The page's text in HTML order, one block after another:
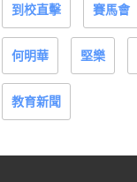
到校直擊 賽馬會
何明華 堅樂
教育新聞